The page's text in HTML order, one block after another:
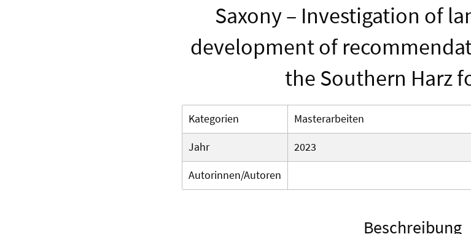
Saxony – Investigation of
development of
the Southern Harz
Kategorien
Masterarbeiten
Jahr
2023
Autorinnen/Autoren
Beschreibung